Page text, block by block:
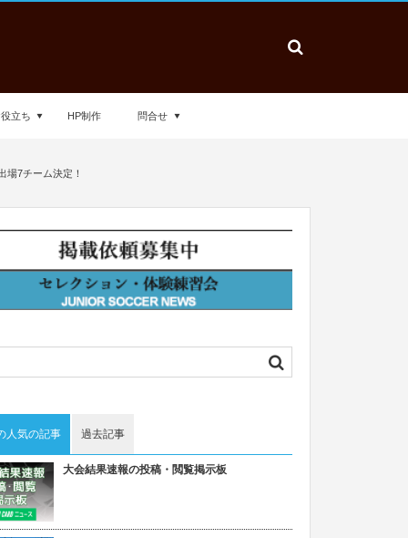
立ち HP制作 問合せ
場7チーム決定！
人気の記事 過去記事
大会結果速報の投稿・閲覧掲示板